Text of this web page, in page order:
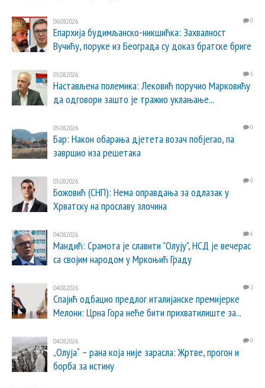
06.08.2026. 0
Епархија будимљанско-никшићка: Захвалност
Вучићу, поруке из Београда су доказ братске бриге
05.08.2026. 5
Настављена полемика: Лековић поручио Марковићу
да одговори зашто је тражио уклањање...
05.08.2026. 0
Бар: Након обарања дјетета возач побјегао, па
завршио иза решетака
05.08.2026. 0
Божовић (СНП): Нема оправдања за одлазак у
Хрватску на прославу злочина
04.08.2026. 6
Мандић: Срамота је славити "Олују", НСД је вечерас
са својим народом у Мркоњић Граду
04.08.2026. 2
Спајић одбацио предлог италијанске премијерке
Мелони: Црна Гора неће бити прихватилиште за...
04.08.2026. 0
„Олуја“ – рана која није зарасла: Жртве, прогон и
борба за истину